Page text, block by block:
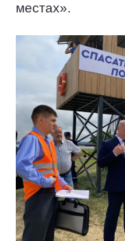
местах».